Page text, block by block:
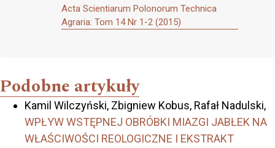
Acta Scientiarum Polonorum Technica
Agraria: Tom 14 Nr 1-2 (2015)
Podobne artykuły
Kamil Wilczyński, Zbigniew Kobus, Rafał Nadulski,
WPŁYW WSTĘPNEJ OBRÓBKI MIAZGI JABŁEK NA
WŁAŚCIWOŚCI REOLOGICZNE I EKSTRAKT